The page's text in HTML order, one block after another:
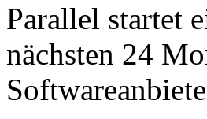
Parallel startet
nächsten 24